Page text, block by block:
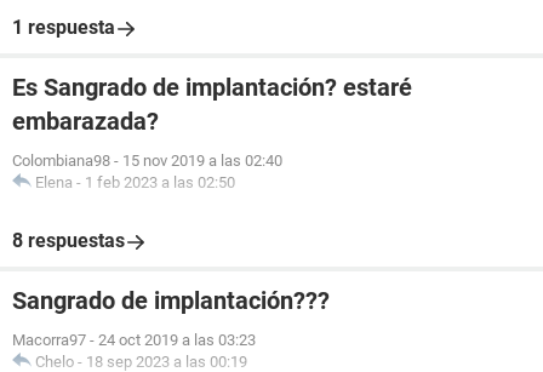
1 respuesta
Es Sangrado de implantación? estaré
embarazada?
Colombiana98 - 15 nov 2019 a las 02:40
Elena - 1 feb 2023 a las 02:50
8 respuestas
Sangrado de implantación???
Macorra97 - 24 oct 2019 a las 03:23
Chelo - 18 sep 2023 a las 00:19